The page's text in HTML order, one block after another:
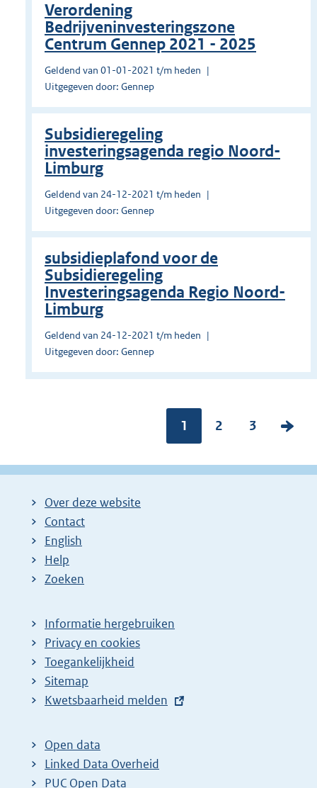
Verordening
Bedrijveninvesteringszone
Centrum Gennep 2021 - 2025
Geldend van 01-01-2021 t/m heden
Uitgegeven door: Gennep
Subsidieregeling
investeringsagenda regio Noord-
Limburg
Geldend van 24-12-2021 t/m heden
Uitgegeven door: Gennep
subsidieplafond voor de
Subsidieregeling
Investeringsagenda Regio Noord-
Limburg
Geldend van 24-12-2021 t/m heden
Uitgegeven door: Gennep
Pagina:
1
P
g
2
P
g
3
V
l
Over deze website
Contact
English
Help
Zoeken
Informatie hergebruiken
Privacy en cookies
Toegankelijkheid
Sitemap
E
t
e
r
Kwetsbaarheid melden
Open data
Linked Data Overheid
PUC Open Data